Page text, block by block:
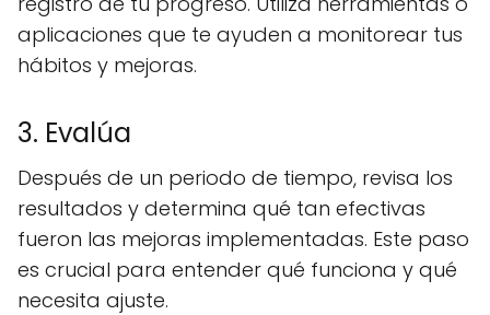
aplicaciones que te ayuden a monitorear tus
hábitos y mejoras.
3. Evalúa
Después de un periodo de tiempo, revisa los
resultados y determina qué tan efectivas
fueron las mejoras implementadas. Este paso
es crucial para entender qué funciona y qué
necesita ajuste.